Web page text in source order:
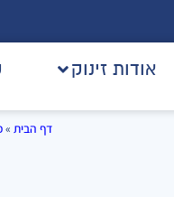
אודות זינוק
דף הבית »